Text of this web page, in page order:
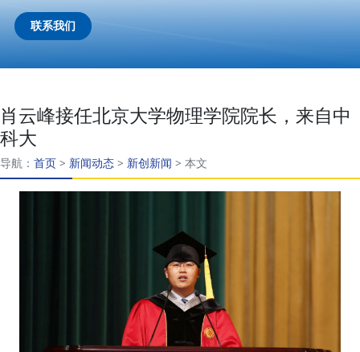
联系我们
肖云峰接任北京大学物理学院院长，来自中
科大
导航： 首页 > 新闻动态 > 新创新闻 > 本文